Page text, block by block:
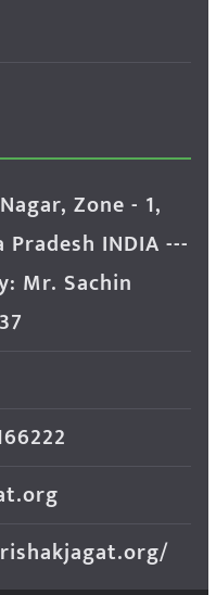
Zone - 1,
INDIA ---
Mr. Sachin